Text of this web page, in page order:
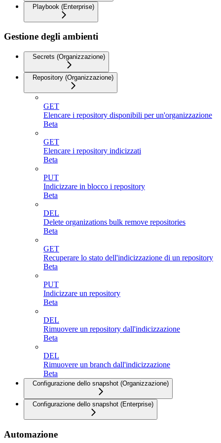
Playbook (Enterprise)
Gestione degli ambienti
Secrets (Organizzazione)
Repository (Organizzazione)
GET
Elencare i repository disponibili per un'organizzazione
Beta
GET
Elencare i repository indicizzati
Beta
PUT
Indicizzare in blocco i repository
Beta
DEL
Delete organizations bulk remove repositories
Beta
GET
Recuperare lo stato dell'indicizzazione di un repository
Beta
PUT
Indicizzare un repository
Beta
DEL
Rimuovere un repository dall'indicizzazione
Beta
DEL
Rimuovere un branch dall'indicizzazione
Beta
Configurazione dello snapshot (Organizzazione)
Configurazione dello snapshot (Enterprise)
Automazione